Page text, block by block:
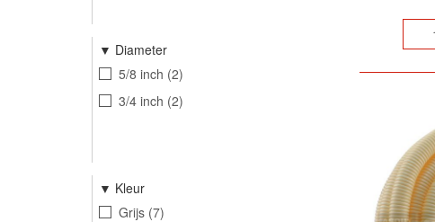
Diameter
5/8 inch 2
3/4 inch 2
Kleur
Grijs 7